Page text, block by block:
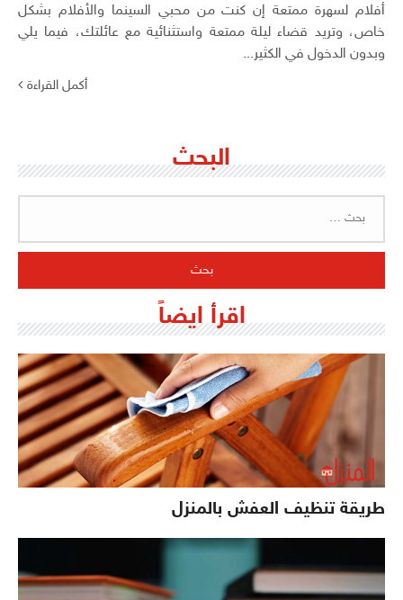
أفلام لسهرة ممتعة إن كنت من محبي السينما والأفلام بشكل
خاص، وتريد قضاء ليلة ممتعة واستثنائية مع عائلتك، فيما يلي
وبدون الدخول في الكثير...
أكمل القراءة
البحث
اقرأ ايضاً
طريقة تنظيف العفش بالمنزل